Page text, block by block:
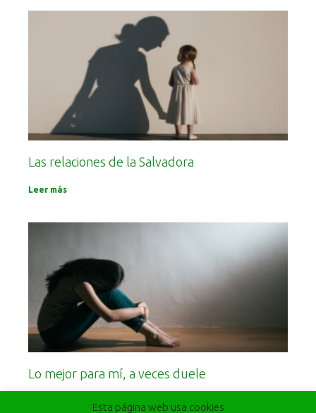
Las relaciones de la Salvadora
Leer más
Lo mejor para mí, a veces duele
Esta página web usa cookies